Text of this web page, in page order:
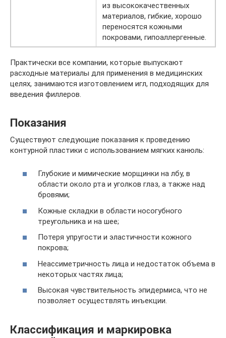
из высококачественных
материалов, гибкие, хорошо
переносятся кожными
покровами, гипоаллергенные.
Практически все компании, которые выпускают
расходные материалы для применения в медицинских
целях, занимаются изготовлением игл, подходящих для
введения филлеров.
Показания
Существуют следующие показания к проведению
контурной пластики с использованием мягких канюль:
Глубокие и мимические морщинки на лбу, в
области около рта и уголков глаз, а также над
бровями;
Кожные складки в области носогубного
треугольника и на шее;
Потеря упругости и эластичности кожного
покрова;
Неассиметричность лица и недостаток объема в
некоторых частях лица;
Высокая чувствительность эпидермиса, что не
позволяет осуществлять инъекции.
Классификация и маркировка